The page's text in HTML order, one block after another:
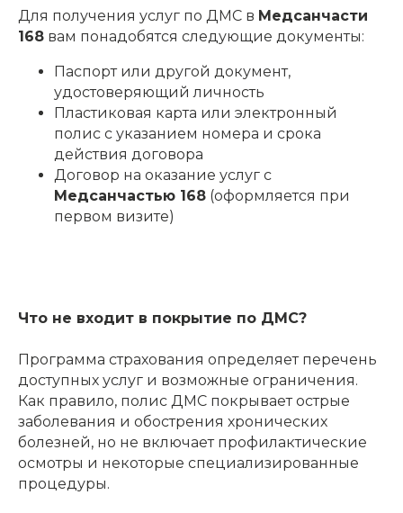
Для получения услуг по ДМС в Медсанчасти
168 вам понадобятся следующие документы:
Паспорт или другой документ,
удостоверяющий личность
Пластиковая карта или электронный
полис с указанием номера и срока
действия договора
Договор на оказание услуг с
Медсанчастью 168 (оформляется при
первом визите)
Что не входит в покрытие по ДМС?
Программа страхования определяет перечень
доступных услуг и возможные ограничения.
Как правило, полис ДМС покрывает острые
заболевания и обострения хронических
болезней, но не включает профилактические
осмотры и некоторые специализированные
процедуры.